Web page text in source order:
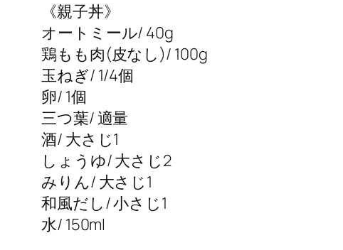
《親子丼》
オートミール/ 40g
鶏もも肉(皮なし)/ 100g
玉ねぎ/ 1/4個
卵/ 1個
三つ葉/ 適量
酒/ 大さじ1
しょうゆ/ 大さじ2
みりん/ 大さじ1
和風だし/ 小さじ1
水/ 150ml